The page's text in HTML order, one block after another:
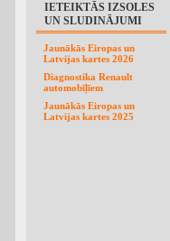
IETEIKTĀS IZSOLES
UN SLUDINĀJUMI
Jaunākās Eiropas un
Latvijas kartes 2026
Diagnostika Renault
automobīļīem
Jaunākās Eiropas un
Latvijas kartes 2025